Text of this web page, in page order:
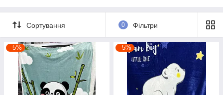
Сортування 0 Фільтри
–5% –5%